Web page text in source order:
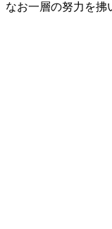
なお一層の努力を拂